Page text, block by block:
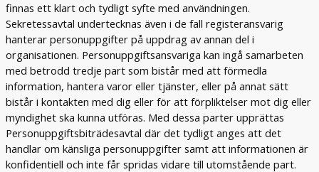
finnas ett klart och tydligt syfte med användningen.
Sekretessavtal undertecknas även i de fall registeransvarig
hanterar personuppgifter på uppdrag av annan del i
organisationen. Personuppgiftsansvariga kan ingå samarbeten
med betrodd tredje part som bistår med att förmedla
information, hantera varor eller tjänster, eller på annat sätt
bistår i kontakten med dig eller för att förpliktelser mot dig eller
myndighet ska kunna utföras. Med dessa parter upprättas
Personuppgiftsbiträdesavtal där det tydligt anges att det
handlar om känsliga personuppgifter samt att informationen är
konfidentiell och inte får spridas vidare till utomstående part.